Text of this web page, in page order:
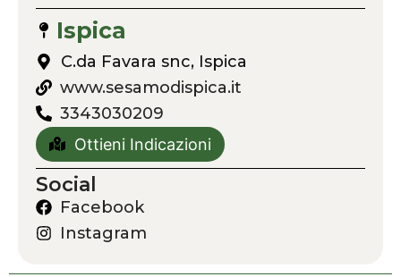
Ispica
C.da Favara snc, Ispica
www.sesamodispica.it
3343030209
Ottieni Indicazioni
Social
Facebook
Instagram